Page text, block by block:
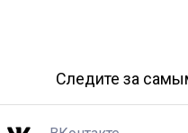
Следите за